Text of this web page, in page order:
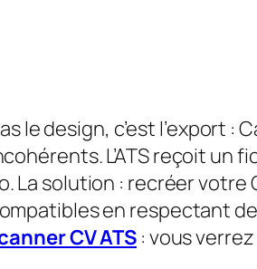
le design, c’est l’export :
L’ATS reçoit un
solution : recréer votre
en respectant
CV ATS : vous verrez